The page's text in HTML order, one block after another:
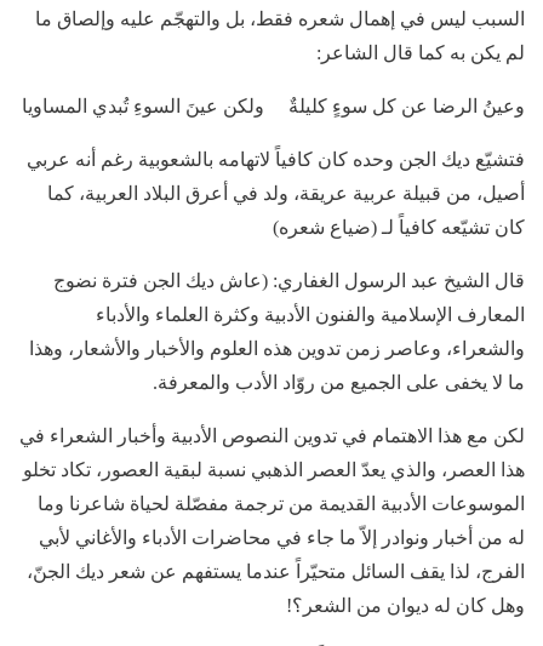
السبب ليس في إهمال شعره فقط، بل والتهجّم عليه وإلصاق ما
لم يكن به كما قال الشاعر:
وعينُ الرضا عن كل سوءٍ كليلةٌ ولكن عينَ السوءِ تُبدي المساويا
فتشيّع ديك الجن وحده كان كافياً لاتهامه بالشعوبية رغم أنه عربي
أصيل، من قبيلة عربية عريقة، ولد في أعرق البلاد العربية، كما
كان تشيّعه كافياً لـ (ضياع شعره)
قال الشيخ عبد الرسول الغفاري: (عاش ديك الجن فترة نضوج
المعارف الإسلامية والفنون الأدبية وكثرة العلماء والأدباء
والشعراء، وعاصر زمن تدوين هذه العلوم والأخبار والأشعار، وهذا
ما لا يخفى على الجميع من روّاد الأدب والمعرفة.
لكن مع هذا الاهتمام في تدوين النصوص الأدبية وأخبار الشعراء في
هذا العصر، والذي يعدّ العصر الذهبي نسبة لبقية العصور، تكاد تخلو
الموسوعات الأدبية القديمة من ترجمة مفصّلة لحياة شاعرنا وما
له من أخبار ونوادر إلاّ ما جاء في محاضرات الأدباء والأغاني لأبي
الفرج، لذا يقف السائل متحيّراً عندما يستفهم عن شعر ديك الجنّ،
وهل كان له ديوان من الشعر؟!